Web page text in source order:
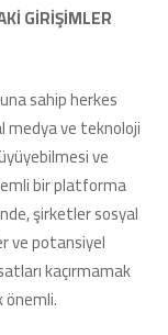
GİRİŞİMLER
sahip herkes
medya ve teknoloji
ve
bir platforma
şirketler sosyal
ve potansiyel
kaçırmamak